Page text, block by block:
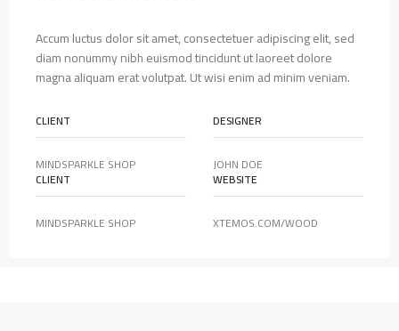
Accum luctus dolor sit amet, consectetuer adipiscing elit, sed
diam nonummy nibh euismod tincidunt ut laoreet dolore
magna aliquam erat volutpat. Ut wisi enim ad minim veniam.
CLIENT
MINDSPARKLE SHOP
DESIGNER
JOHN DOE
CLIENT
MINDSPARKLE SHOP
WEBSITE
XTEMOS.COM/WOOD